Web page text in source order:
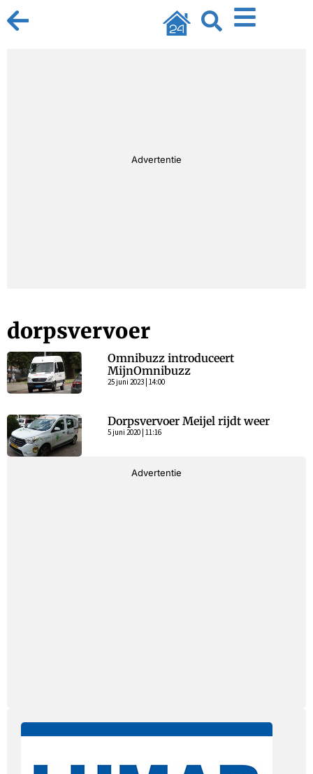
Advertentie
dorpsvervoer
Omnibuzz introduceert
MijnOmnibuzz
25 juni 2023 | 14:00
Dorpsvervoer Meijel rijdt weer
5 juni 2020 | 11:16
Advertentie